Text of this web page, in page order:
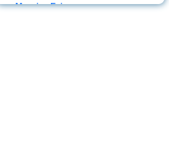
parMaurice Faivre